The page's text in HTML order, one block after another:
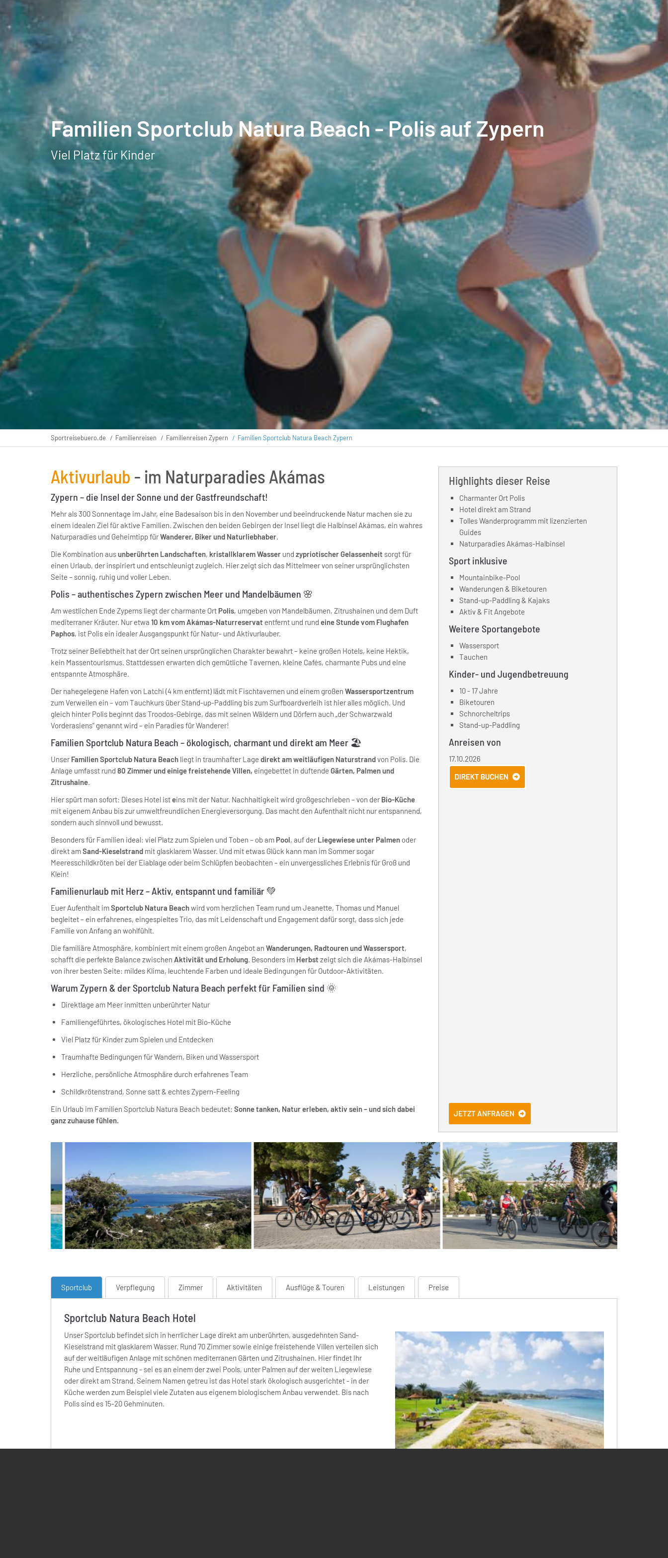
Familien Sportclub Natura Beach - Polis auf Zypern
Viel Platz für Kinder
Sportreisebuero.de Familienreisen Familienreisen Zypern Familien Sportclub Natura Beach Zypern
Aktivurlaub - im Naturparadies Akámas
Zypern – die Insel der Sonne und der Gastfreundschaft!
Mehr als 300 Sonnentage im Jahr, eine Badesaison bis in den November und beeindruckende Natur machen sie zu
einem idealen Ziel für aktive Familien. Zwischen den beiden Gebirgen der Insel liegt die Halbinsel Akámas, ein wahres
Naturparadies und Geheimtipp fürWanderer, Biker und Naturliebhaber.
Die Kombination ausunberührten Landschaften, kristallklarem Wasser und zypriotischer Gelassenheit sorgt für
einen Urlaub, der inspiriert und entschleunigt zugleich. Hier zeigt sich das Mittelmeer von seiner ursprünglichsten
Seite – sonnig, ruhig und voller Leben.
Polis – authentisches Zypern zwischen Meer und Mandelbäumen 🌸
Am westlichen Ende Zyperns liegt der charmante Ort Polis, umgeben von Mandelbäumen, Zitrushainen und dem Duft
mediterraner Kräuter. Nur etwa 10 km vom Akámas-Naturreservat entfernt und rund eine Stunde vom Flughafen
Paphos, ist Polis ein idealer Ausgangspunkt für Natur- und Aktivurlauber.
Trotz seiner Beliebtheit hat der Ort seinen ursprünglichen Charakter bewahrt – keine großen Hotels, keine Hektik,
kein Massentourismus. Stattdessen erwarten dich gemütliche Tavernen, kleine Cafés, charmante Pubs und eine
entspannte Atmosphäre.
Der nahegelegene Hafen von Latchi (4 km entfernt) lädt mit Fischtavernen und einem großen Wassersportzentrum
zum Verweilen ein – vom Tauchkurs über Stand-up-Paddling bis zum Surfboardverleih ist hier alles möglich. Und
gleich hinter Polis beginnt das Troodos-Gebirge, das mit seinen Wäldern und Dörfern auch „der Schwarzwald
Vorderasiens“ genannt wird – ein Paradies für Wanderer!
Familien Sportclub Natura Beach – ökologisch, charmant und direkt am Meer 🏖️
Unser Familien Sportclub Natura Beach liegt in traumhafter Lage direkt am weitläufigen Naturstrandvon Polis. Die
Anlage umfasst rund 80 Zimmer und einige freistehende Villen, eingebettet in duftende Gärten, Palmen und
Zitrushaine.
Hier spürt man sofort: Dieses Hotel isteins mit der Natur. Nachhaltigkeit wird großgeschrieben – von der Bio-Küche
mit eigenem Anbau bis zur umweltfreundlichen Energieversorgung. Das macht den Aufenthalt nicht nur entspannend,
sondern auch sinnvoll und bewusst.
Besonders für Familien ideal: viel Platz zum Spielen und Toben – ob am Pool, auf der Liegewiese unter Palmen oder
direkt amSand-Kieselstrand mit glasklarem Wasser. Und mit etwas Glück kann man im Sommer sogar
Meeresschildkröten bei der Eiablage oder beim Schlüpfen beobachten – ein unvergessliches Erlebnis für Groß und
Klein!
Familienurlaub mit Herz – Aktiv, entspannt und familiär 💚
Euer Aufenthalt imSportclub Natura Beachwird vom herzlichen Team rund um Jeanette, Thomas und Manuel
begleitet – ein erfahrenes, eingespieltes Trio, das mit Leidenschaft und Engagement dafür sorgt, dass sich jede
Familie von Anfang an wohlfühlt.
Die familiäre Atmosphäre, kombiniert mit einem großen Angebot an Wanderungen, Radtouren und Wassersport,
schafft die perfekte Balance zwischen Aktivität und Erholung. Besonders im Herbst zeigt sich die Akámas-Halbinsel
von ihrer besten Seite: mildes Klima, leuchtende Farben und ideale Bedingungen für Outdoor-Aktivitäten.
Warum Zypern & der Sportclub Natura Beach perfekt für Familien sind 🌞
Direktlage am Meer inmitten unberührter Natur
Familiengeführtes, ökologisches Hotel mit Bio-Küche
Viel Platz für Kinder zum Spielen und Entdecken
Traumhafte Bedingungen für Wandern, Biken und Wassersport
Herzliche, persönliche Atmosphäre durch erfahrenes Team
Schildkrötenstrand, Sonne satt & echtes Zypern-Feeling
Ein Urlaub im Familien Sportclub Natura Beach bedeutet: Sonne tanken, Natur erleben, aktiv sein – und sich dabei
ganz zuhause fühlen.
Highlights dieser Reise
Charmanter Ort Polis
Hotel direkt am Strand
Tolles Wanderprogramm mit lizenzierten
Guides
Naturparadies Akámas-Halbinsel
Sport inklusive
Mountainbike-Pool
Wanderungen & Biketouren
Stand-up-Paddling & Kajaks
Aktiv & Fit Angebote
Weitere Sportangebote
Wassersport
Tauchen
Kinder- und Jugendbetreuung
10 - 17 Jahre
Biketouren
Schnorcheltrips
Stand-up-Paddling
Anreisen von
17.10.2026
JETZT ANFRAGEN
Sportclub Verpflegung Zimmer Aktivitäten Ausflüge & Touren Leistungen Preise
Sportclub Natura Beach Hotel
Unser Sportclub befindet sich in herrlicher Lage direkt am unberührten, ausgedehnten Sand-
Kieselstrand mit glasklarem Wasser. Rund 70 Zimmer sowie einige freistehende Villen verteilen sich
auf der weitläufigen Anlage mit schönen mediterranen Gärten und Zitrushainen. Hier findet Ihr
Ruhe und Entspannung - sei es an einem der zwei Pools, unter Palmen auf der weiten Liegewiese
oder direkt am Strand. Seinem Namen getreu ist das Hotel stark ökologisch ausgerichtet - in der
Küche werden zum Beispiel viele Zutaten aus eigenem biologischem Anbau verwendet. Bis nach
Polis sind es 15-20 Gehminuten.